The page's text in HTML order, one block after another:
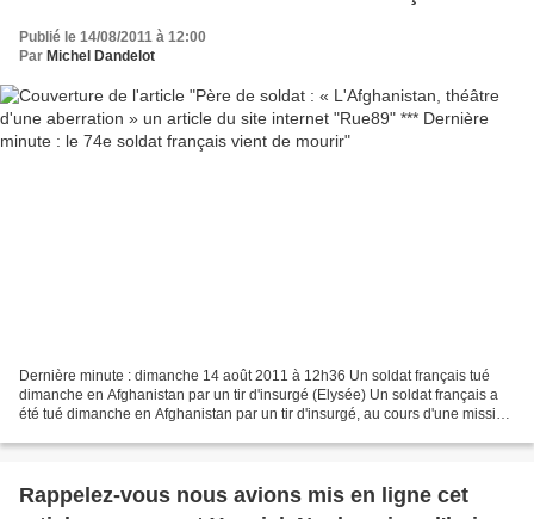
de mourir
Publié le 14/08/2011 à 12:00
Par Michel Dandelot
Dernière minute : dimanche 14 août 2011 à 12h36 Un soldat français tué
dimanche en Afghanistan par un tir d'insurgé (Elysée) Un soldat français a
été tué dimanche en Afghanistan par un tir d'insurgé, au cours d'une mission
Rappelez-vous nous avions mis en ligne cet